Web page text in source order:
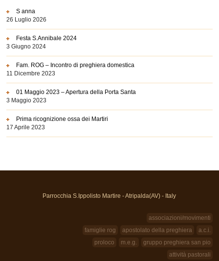
S anna
26 Luglio 2026
Festa S.Annibale 2024
3 Giugno 2024
Fam. ROG – Incontro di preghiera domestica
11 Dicembre 2023
01 Maggio 2023 – Apertura della Porta Santa
3 Maggio 2023
Prima ricognizione ossa dei Martiri
17 Aprile 2023
Parrocchia S.Ippolisto Martire - Atripalda(AV) - Italy
associazioni/movimenti
a.c.i.
apostolato della preghiera
famiglie rog
gruppo preghiera san pio
m.e.g.
proloco
attività pastorali